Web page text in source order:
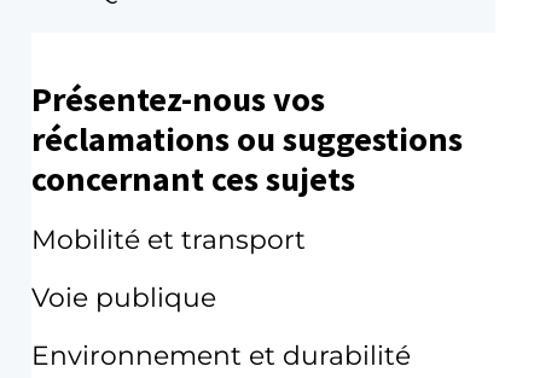
Présentez-nous vos
réclamations ou suggestions
concernant ces sujets
Mobilité et transport
Voie publique
Environnement et durabilité